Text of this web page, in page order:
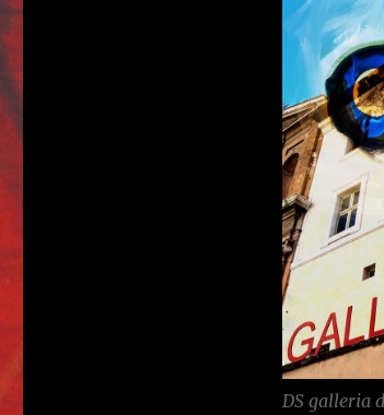
DS galleria